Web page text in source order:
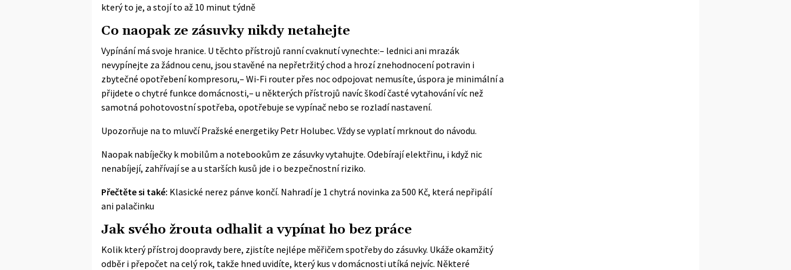
který to je, a stojí to až 10 minut týdně
Co naopak ze zásuvky nikdy netahejte
Vypínání má svoje hranice. U těchto přístrojů ranní cvaknutí vynechte:– lednici ani mrazák
nevypínejte za žádnou cenu, jsou stavěné na nepřetržitý chod a hrozí znehodnocení potravin i
zbytečné opotřebení kompresoru,– Wi-Fi router přes noc odpojovat nemusíte, úspora je minimální a
přijdete o chytré funkce domácnosti,– u některých přístrojů navíc škodí časté vytahování víc než
samotná pohotovostní spotřeba, opotřebuje se vypínač nebo se rozladí nastavení.
Upozorňuje na to mluvčí Pražské energetiky Petr Holubec. Vždy se vyplatí mrknout do návodu.
Naopak nabíječky k mobilům a notebookům ze zásuvky vytahujte. Odebírají elektřinu, i když nic
nenabíjejí, zahřívají se a u starších kusů jde i o bezpečnostní riziko.
Přečtěte si také: Klasické nerez pánve končí. Nahradí je 1 chytrá novinka za 500 Kč, která nepřipálí
ani palačinku
Jak svého žrouta odhalit a vypínat ho bez práce
Kolik který přístroj doopravdy bere, zjistíte nejlépe měřičem spotřeby do zásuvky. Ukáže okamžitý
odběr i přepočet na celý rok, takže hned uvidíte, který kus v domácnosti utíká nejvíc. Některé